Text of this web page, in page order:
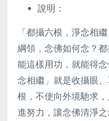
說明：
「都攝六根，淨念相
綱領，念佛如何念？
能這樣用功，就能得
念相繼」就是收攝眼
根，不使向外境馳求
進努力，讓念佛清淨